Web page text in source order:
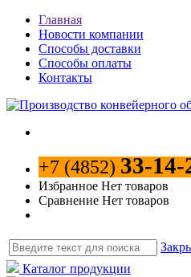
Главная
Новости компании
Способы доставки
Способы оплаты
Контакты
+7 (4852) 33-14-
Избранное Нет товаров
Сравнение Нет товаров
Каталог продукции